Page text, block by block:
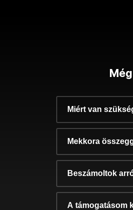
Miért van
Mekkora
Beszámoltok
A támogatásom